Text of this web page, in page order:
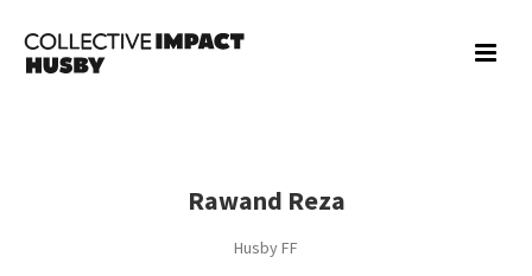
Rawand Reza
Husby FF